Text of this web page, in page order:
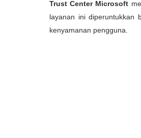
Trust Center Microsoft
layanan ini diperuntukkan
kenyamanan pengguna.